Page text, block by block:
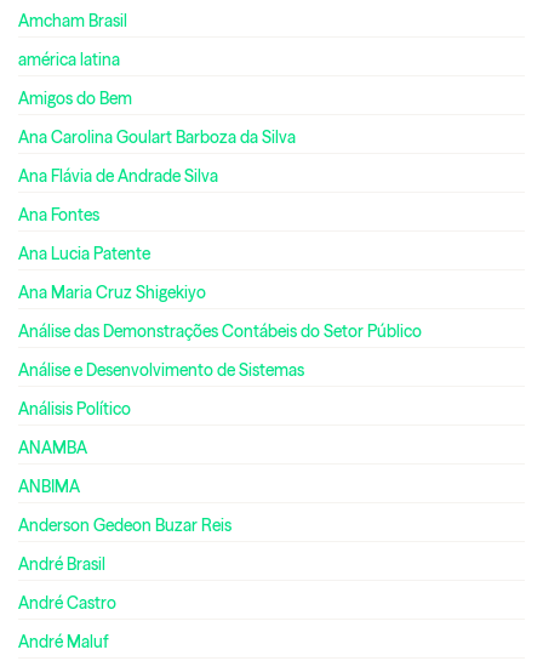
Amcham Brasil
américa latina
Amigos do Bem
Ana Carolina Goulart Barboza da Silva
Ana Flávia de Andrade Silva
Ana Fontes
Ana Lucia Patente
Ana Maria Cruz Shigekiyo
Análise das Demonstrações Contábeis do Setor Público
Análise e Desenvolvimento de Sistemas
Análisis Político
ANAMBA
ANBIMA
Anderson Gedeon Buzar Reis
André Brasil
André Castro
André Maluf